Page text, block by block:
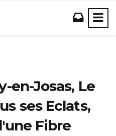
en-Josas, Le
ses Eclats,
Fibre